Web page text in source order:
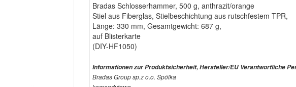
Bradas Schlosserhammer, 500 g, anthrazit/orange
Stiel aus Fiberglas, Stielbeschichtung aus rutschfestem TPR,
Länge: 330 mm, Gesamtgewicht: 687 g,
auf Blisterkarte
(DIY-HF1050)
Informationen zur Produktsicherheit, Hersteller/EU Verantwortliche
Bradas Group sp.z o.o. Spólka